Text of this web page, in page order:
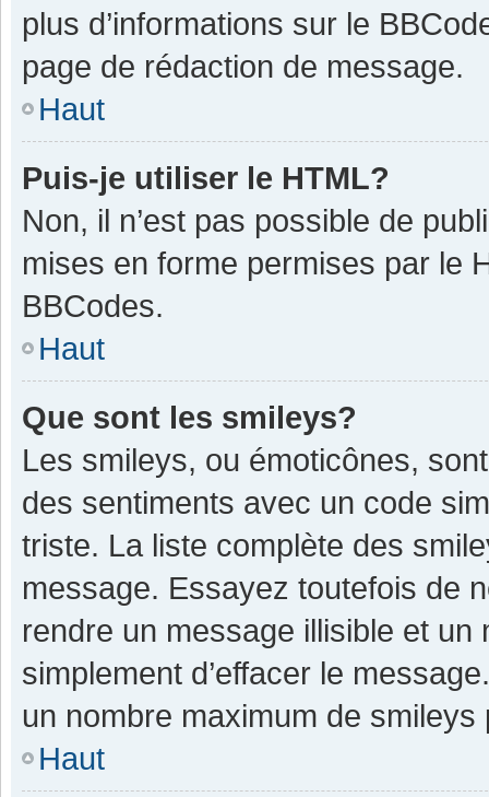
plus d’informations sur le
page de rédaction de message.
Haut
Puis-je utiliser le HTML?
Non, il n’est pas possible de
mises en forme permises par le
BBCodes.
Haut
Que sont les smileys?
Les smileys, ou émoticônes,
des sentiments avec un code
triste. La liste complète des
message. Essayez toutefois de
rendre un message illisible et
simplement d’effacer le
un nombre maximum de smileys
Haut